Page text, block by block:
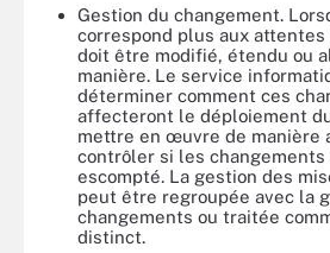
Gestion du changement.
correspond plus aux
doit être modifié, étendu ou
manière. Le service
déterminer comment ces
affecteront le déploiement
mettre en œuvre de manière
contrôler si les
escompté. La gestion des
peut être regroupée avec la
changements ou traitée
distinct.